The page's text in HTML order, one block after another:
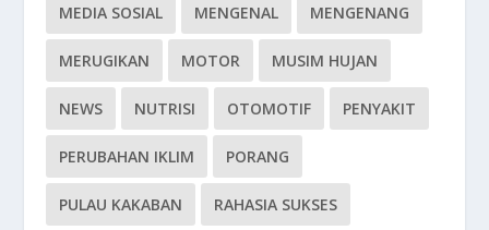
MEDIA SOSIAL MENGENAL MENGENANG
MERUGIKAN MOTOR MUSIM HUJAN
NEWS NUTRISI OTOMOTIF PENYAKIT
PERUBAHAN IKLIM PORANG
PULAU KAKABAN RAHASIA SUKSES